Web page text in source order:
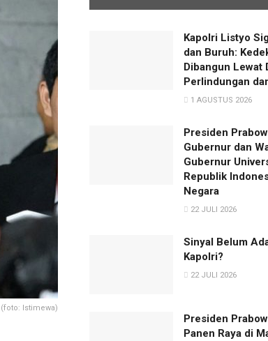
Istimewa)
Kapolri Listyo
dan Buruh:
Dibangun Lewat
Perlindungan
1 AGUSTUS 2026
Presiden
Gubernur dan
Gubernur
Republik
Negara
22 JULI 2026
Sinyal Belum
Kapolri?
22 JULI 2026
Presiden
Panen Raya di